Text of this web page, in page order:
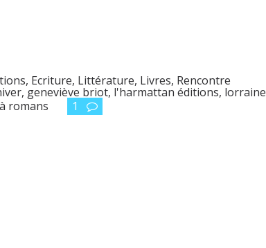
, Ecriture, Littérature, Livres, Rencontre
, geneviève briot, l'harmattan éditions, lorraine
romans 1